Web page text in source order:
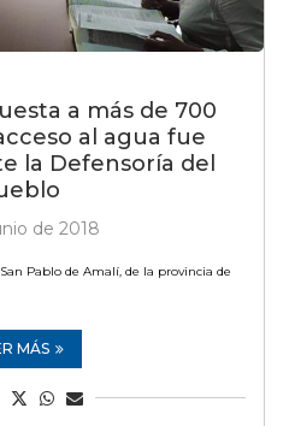
a más de 700
al agua fue
la Defensoría del
de 2018
Pablo de Amalí, de la provincia de
MÁS